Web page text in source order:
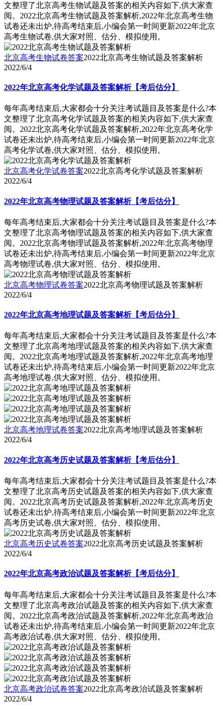
文整理了北京高考生物试题及答案的相关内容如下,供大家查
阅。2022北京高考生物试题及答案解析,2022年北京高考生物
试卷还未出炉,待高考结束后,小编会第一时间更新2022年北京
高考生物试卷,供大家对照、估分、模拟使用。
北京高考生物试卷答案2022北京高考生物试题及答案解析
2022/6/4
2022年北京高考化学试题及答案解析【考后估分】
每年高考结束后,大家都会十分关注考试题目及答案是什么?本
文整理了北京高考化学试题及答案的相关内容如下,供大家查
阅。2022北京高考化学试题及答案解析,2022年北京高考化学
试卷还未出炉,待高考结束后,小编会第一时间更新2022年北京
高考化学试卷,供大家对照、估分、模拟使用。
北京高考化学试卷答案2022北京高考化学试题及答案解析
2022/6/4
2022年北京高考物理试题及答案解析【考后估分】
每年高考结束后,大家都会十分关注考试题目及答案是什么?本
文整理了北京高考物理试题及答案的相关内容如下,供大家查
阅。2022北京高考物理试题及答案解析,2022年北京高考物理
试卷还未出炉,待高考结束后,小编会第一时间更新2022年北京
高考物理试卷,供大家对照、估分、模拟使用。
北京高考物理试卷答案2022北京高考物理试题及答案解析
2022/6/4
2022年北京高考地理试题及答案解析【考后估分】
每年高考结束后,大家都会十分关注考试题目及答案是什么?本
文整理了北京高考地理试题及答案的相关内容如下,供大家查
阅。2022北京高考地理试题及答案解析,2022年北京高考地理
试卷还未出炉,待高考结束后,小编会第一时间更新2022年北京
高考地理试卷,供大家对照、估分、模拟使用。
北京高考地理试卷答案2022北京高考地理试题及答案解析
2022/6/4
2022年北京高考历史试题及答案解析【考后估分】
每年高考结束后,大家都会十分关注考试题目及答案是什么?本
文整理了北京高考历史试题及答案的相关内容如下,供大家查
阅。2022北京高考历史试题及答案解析,2022年北京高考历史
试卷还未出炉,待高考结束后,小编会第一时间更新2022年北京
高考历史试卷,供大家对照、估分、模拟使用。
北京高考历史试卷答案2022北京高考历史试题及答案解析
2022/6/4
2022年北京高考政治试题及答案解析【考后估分】
每年高考结束后,大家都会十分关注考试题目及答案是什么?本
文整理了北京高考政治试题及答案的相关内容如下,供大家查
阅。2022北京高考政治试题及答案解析,2022年北京高考政治
试卷还未出炉,待高考结束后,小编会第一时间更新2022年北京
高考政治试卷,供大家对照、估分、模拟使用。
北京高考政治试卷答案2022北京高考政治试题及答案解析
2022/6/4